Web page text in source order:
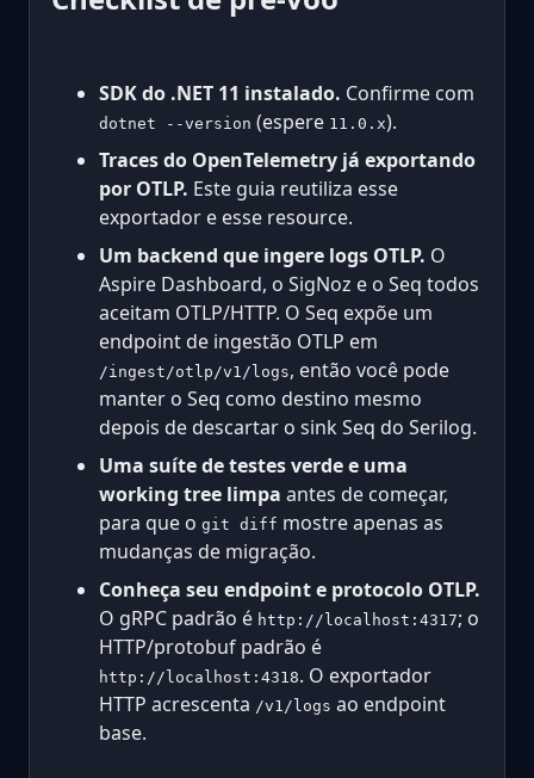
SDK do .NET 11 instalado. Confirme com
dotnet --version (espere 11.0.x).
Traces do OpenTelemetry já exportando
por OTLP. Este guia reutiliza esse
exportador e esse resource.
Um backend que ingere logs OTLP. O
Aspire Dashboard, o SigNoz e o Seq todos
aceitam OTLP/HTTP. O Seq expõe um
endpoint de ingestão OTLP em
/ingest/otlp/v1/logs, então você pode
manter o Seq como destino mesmo
depois de descartar o sink Seq do Serilog.
Uma suíte de testes verde e uma
working tree limpa antes de começar,
para que o git diff mostre apenas as
mudanças de migração.
Conheça seu endpoint e protocolo OTLP.
O gRPC padrão é http://localhost:4317; o
HTTP/protobuf padrão é
http://localhost:4318. O exportador
HTTP acrescenta /v1/logs ao endpoint
base.